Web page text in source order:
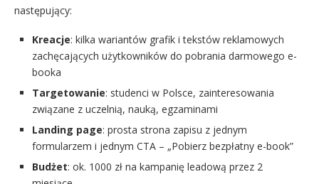
następujący:
Kreacje: kilka wariantów grafik i tekstów reklamowych
zachęcających użytkowników do pobrania darmowego e-
booka
Targetowanie: studenci w Polsce, zainteresowania
związane z uczelnią, nauką, egzaminami
Landing page: prosta strona zapisu z jednym
formularzem i jednym CTA – „Pobierz bezpłatny e-book”
Budżet: ok. 1000 zł na kampanię leadową przez 2